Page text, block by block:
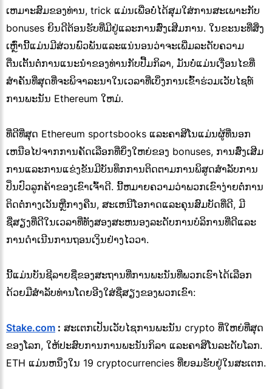
ເຫມາະສົມຂອງທ່ານ, trick ແມ່ນເພື່ອບໍ່ໄດ້ສຸມໃສ່ການສະເພາະກັບ
bonuses ຍິນດີຕ້ອນຮັບທີ່ມີຢູ່ແລະການສົ່ງເສີມການ. ໃນຂະນະທີ່ສິ່ງ
ເຫຼົ່ານີ້ແມ່ນມີສ່ວນພົວພັນແລະແນ່ນອນວ່າຈະເພີ່ມລະດັບຄວາມ
ຕື່ນເຕັ້ນຕໍ່ການແນະນໍາຂອງທ່ານກັບປື້ມກິລາ, ມັນບໍ່ແມ່ນເງື່ອນໄຂທີ່
ສໍາຄັນທີ່ສຸດທີ່ຈະພິຈາລະນາໃນເວລາທີ່ເບິ່ງການເຂົ້າຮ່ວມເວັບໄຊທ໌
ການພະນັນ Ethereum ໃຫມ່.
ທີ່ດີທີ່ສຸດ Ethereum sportsbooks ແລະຄາສິໂນແມ່ນຜູ້ທີ່ນອກ
ເຫນືອໄປຈາກການຄັດເລືອກທີ່ຍິ່ງໃຫຍ່ຂອງ bonuses, ການສົ່ງເສີມ
ການແລະການແຂ່ງຂັນມີບັນທຶກການຕິດຕາມການພິສູດສໍາລັບການ
ປິ່ນປົວລູກຄ້າຂອງເຂົາເຈົ້າດີ. ນີ້ຫມາຍຄວາມວ່າພວກເຂົາງ່າຍຕໍ່ການ
ຕິດຕໍ່ກາງເວັນຫຼືກາງຄືນ, ສະເຫນີໂອກາດແລະຄຸນສົມບັດທີ່ດີ, ມີ
ຊື່ສຽງທີ່ດີໃນເວລາທີ່ທັງສອງສະຫນອງລະດັບການບໍລິການທີ່ດີແລະ
ການດໍາເນີນການຖອນເງິນຢ່າງໄວວາ.
ນີ້ແມ່ນບັນຊີລາຍຊື່ຂອງສະຖານທີ່ການພະນັນທີ່ພວກເຮົາໄດ້ເລືອກ
ດ້ວຍມືສໍາລັບທ່ານໂດຍອີງໃສ່ຊື່ສຽງຂອງພວກເຂົາ:
Stake.com : ສະເຕກເປັນເວັບໄຊການພະນັນ crypto ທີ່ໃຫຍ່ທີ່ສຸດ
ຂອງໂລກ, ໃຫ້ປະສົບການການພະນັນກິລາ ແລະຄາສິໂນລະດັບໂລກ.
ETH ແມ່ນຫນຶ່ງໃນ 19 cryptocurrencies ທີ່ຍອມຮັບຢູ່ໃນສະເຕກ.